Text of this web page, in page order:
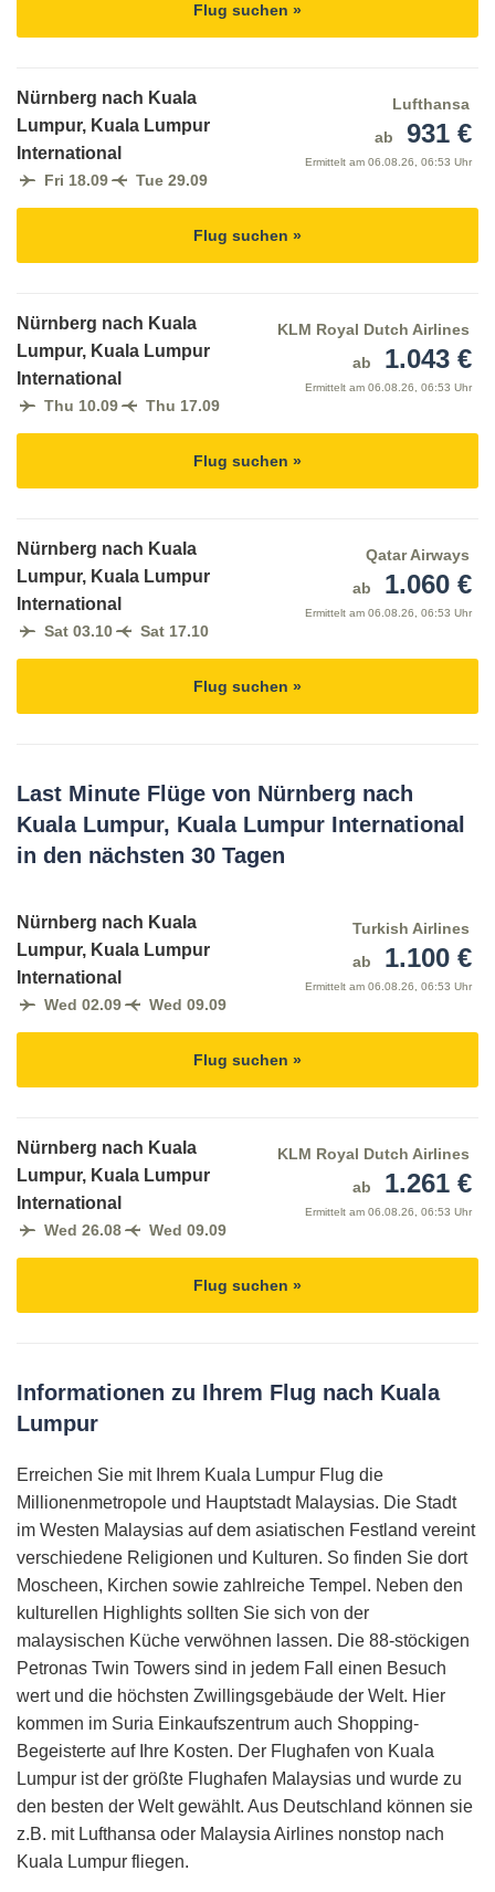
Flug suchen »
Nürnberg nach Kuala
Lumpur, Kuala Lumpur
International
Fri 18.09 Tue 29.09
Lufthansa
ab
931 €
Ermittelt am 06.08.26, 06:53 Uhr
Flug suchen »
Nürnberg nach Kuala
Lumpur, Kuala Lumpur
International
Thu 10.09 Thu 17.09
KLM Royal Dutch Airlines
ab
1.043 €
Ermittelt am 06.08.26, 06:53 Uhr
Flug suchen »
Nürnberg nach Kuala
Lumpur, Kuala Lumpur
International
Sat 03.10 Sat 17.10
Qatar Airways
ab
1.060 €
Ermittelt am 06.08.26, 06:53 Uhr
Flug suchen »
Last Minute Flüge von Nürnberg nach
Kuala Lumpur, Kuala Lumpur International
in den nächsten 30 Tagen
Nürnberg nach Kuala
Lumpur, Kuala Lumpur
International
Wed 02.09 Wed 09.09
Turkish Airlines
ab
1.100 €
Ermittelt am 06.08.26, 06:53 Uhr
Flug suchen »
Nürnberg nach Kuala
Lumpur, Kuala Lumpur
International
Wed 26.08 Wed 09.09
KLM Royal Dutch Airlines
ab
1.261 €
Ermittelt am 06.08.26, 06:53 Uhr
Flug suchen »
Informationen zu Ihrem Flug nach Kuala
Lumpur
Erreichen Sie mit Ihrem Kuala Lumpur Flug die
Millionenmetropole und Hauptstadt Malaysias. Die Stadt
im Westen Malaysias auf dem asiatischen Festland vereint
verschiedene Religionen und Kulturen. So finden Sie dort
Moscheen, Kirchen sowie zahlreiche Tempel. Neben den
kulturellen Highlights sollten Sie sich von der
malaysischen Küche verwöhnen lassen. Die 88-stöckigen
Petronas Twin Towers sind in jedem Fall einen Besuch
wert und die höchsten Zwillingsgebäude der Welt. Hier
kommen im Suria Einkaufszentrum auch Shopping-
Begeisterte auf Ihre Kosten. Der Flughafen von Kuala
Lumpur ist der größte Flughafen Malaysias und wurde zu
den besten der Welt gewählt. Aus Deutschland können sie
z.B. mit Lufthansa oder Malaysia Airlines nonstop nach
Kuala Lumpur fliegen.